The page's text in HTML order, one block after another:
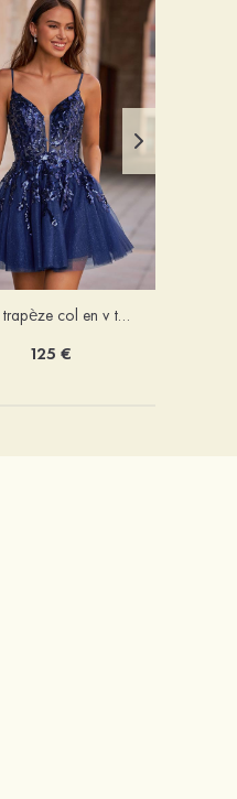
Robe trapèze col en v tulle courte/mini robe de fête de la rentrée avec poches paillettes
125 €